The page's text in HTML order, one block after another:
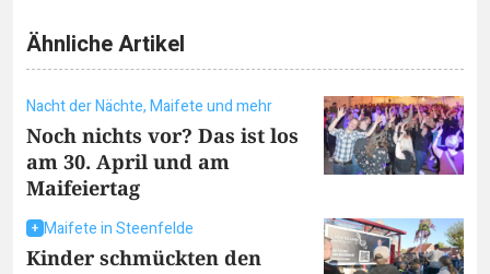
Ähnliche Artikel
Nacht der Nächte, Maifete und mehr
Noch nichts vor? Das ist los
am 30. April und am
Maifeiertag
Maifete in Steenfelde
Kinder schmückten den